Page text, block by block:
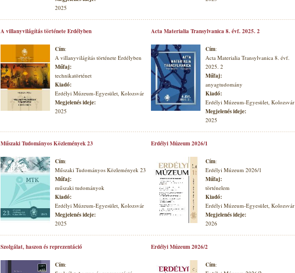
2025
A villanyvilágítás története Erdélyben
Cím:
A villanyvilágítás története Erdélyben
Műfaj:
technikatörténet
Kiadó:
Erdélyi Múzeum-Egyesület, Kolozsvár
Megjelenés ideje:
2025
Acta Materialia Transylvanica 8. évf. 2025. 2
Cím:
Acta Materialia Transylvanica 8. évf.
2025. 2
Műfaj:
anyagtudomány
Kiadó:
Erdélyi Múzeum-Egyesület, Kolozsvár
Megjelenés ideje:
2025
Műszaki Tudományos Közlemények 23
Cím:
Műszaki Tudományos Közlemények 23
Műfaj:
műszaki tudományok
Kiadó:
Erdélyi Múzeum-Egyesület, Kolozsvár
Megjelenés ideje:
2025
Erdélyi Múzeum 2026/1
Cím:
Erdélyi Múzeum 2026/1
Műfaj:
történelem
Kiadó:
Erdélyi Múzeum-Egyesület, Kolozsvár
Megjelenés ideje:
2026
Szolgálat, haszon és reprezentáció
Cím:
Erdélyi Múzeum 2026/2
Cím: